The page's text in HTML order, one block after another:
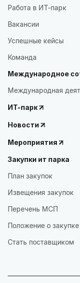
Работа в ИТ-парк
Вакансии
Успешные кейсы
Команда
Международное
Международная
ИТ-парк
Новости
Мероприятия
Закупки ит парка
План закупок
Извещения закупок
Перечень МСП
Положение о закупке
Стать поставщиком